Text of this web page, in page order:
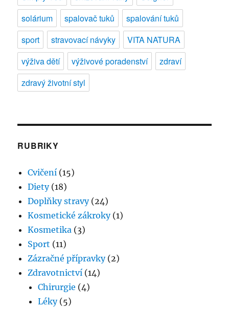
solárium
spalovač tuků
spalování tuků
sport
stravovací návyky
VITA NATURA
výživa dětí
výživové poradenství
zdraví
zdravý životní styl
RUBRIKY
Cvičení (15)
Diety(18)
Doplňky stravy(24)
Kosmetické zákroky(1)
Kosmetika (3)
Sport (11)
Zázračné přípravky(2)
Zdravotnictví (14)
Chirurgie (4)
Léky(5)